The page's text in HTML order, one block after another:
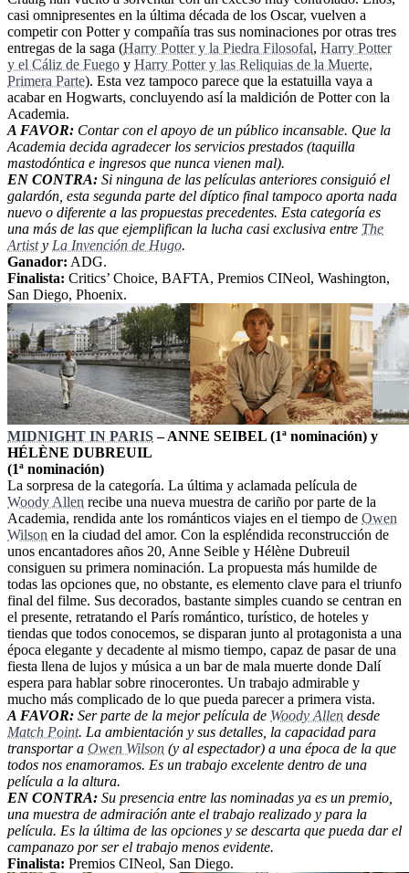
casi omnipresentes en la última década de los Oscar, vuelven a
competir con Potter y compañía tras sus nominaciones por otras tres
entregas de la saga (Harry Potter y la Piedra Filosofal, Harry Potter
y el Cáliz de Fuego y Harry Potter y las Reliquias de la Muerte,
Primera Parte). Esta vez tampoco parece que la estatuilla vaya a
acabar en Hogwarts, concluyendo así la maldición de Potter con la
Academia.
A FAVOR: Contar con el apoyo de un público incansable. Que la
Academia decida agradecer los servicios prestados (taquilla
mastodóntica e ingresos que nunca vienen mal).
EN CONTRA: Si ninguna de las películas anteriores consiguió el
galardón, esta segunda parte del díptico final tampoco aporta nada
nuevo o diferente a las propuestas precedentes. Esta categoría es
una más de las que ejemplifican la lucha casi exclusiva entre The
Artisty La Invención de Hugo.
Ganador: ADG.
Finalista: Critics’ Choice, BAFTA, Premios CINeol, Washington,
San Diego, Phoenix.
MIDNIGHT IN PARIS– ANNE SEIBEL (1ª nominación) y
HÉLÈNE DUBREUIL
(1ª nominación)
La sorpresa de la categoría. La última y aclamada película de
Woody Allen recibe una nueva muestra de cariño por parte de la
Academia, rendida ante los románticos viajes en el tiempo de Owen
Wilson en la ciudad del amor. Con la espléndida reconstrucción de
unos encantadores años 20, Anne Seible y Hélène Dubreuil
consiguen su primera nominación. La propuesta más humilde de
todas las opciones que, no obstante, es elemento clave para el triunfo
final del filme. Sus decorados, bastante simples cuando se centran en
el presente, retratando el París romántico, turístico, de hoteles y
tiendas que todos conocemos, se disparan junto al protagonista a una
época elegante y decadente al mismo tiempo, capaz de pasar de una
fiesta llena de lujos y música a un bar de mala muerte donde Dalí
espera para hablar sobre rinocerontes. Un trabajo admirable y
mucho más complicado de lo que pueda parecer a primera vista.
A FAVOR: Ser parte de la mejor película de Woody Allen desde
Match Point. La ambientación y sus detalles, la capacidad para
transportar a Owen Wilson (y al espectador) a una época de la que
todos nos enamoramos. Es un trabajo excelente dentro de una
película a la altura.
EN CONTRA: Su presencia entre las nominadas ya es un premio,
una muestra de admiración ante el trabajo realizado y para la
película. Es la última de las opciones y se descarta que pueda dar el
campanazo por ser el trabajo menos evidente.
Finalista: Premios CINeol, San Diego.